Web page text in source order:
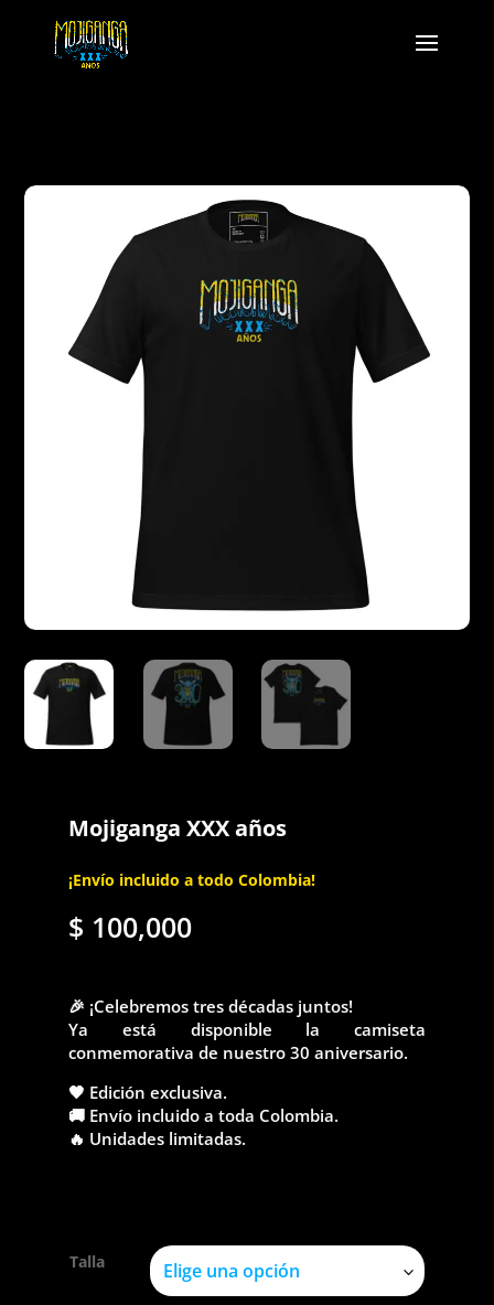
Mojiganga XXX años
¡Envío incluido a todo Colombia!
$ 100,000
🎉 ¡Celebremos tres décadas juntos!
Ya está disponible la camiseta
conmemorativa de nuestro 30 aniversario.
🖤 Edición exclusiva.
🚚 Envío incluido a toda Colombia.
🔥 Unidades limitadas.
Talla